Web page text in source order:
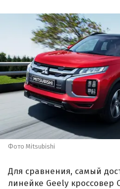
Фото Mitsubishi
Для сравнения, самый
линейке Geely кроссовер